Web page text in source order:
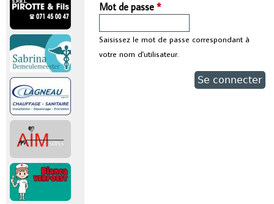
Mot de passe*
Saisissez le mot de passe correspondant à
votre nom d'utilisateur.
a